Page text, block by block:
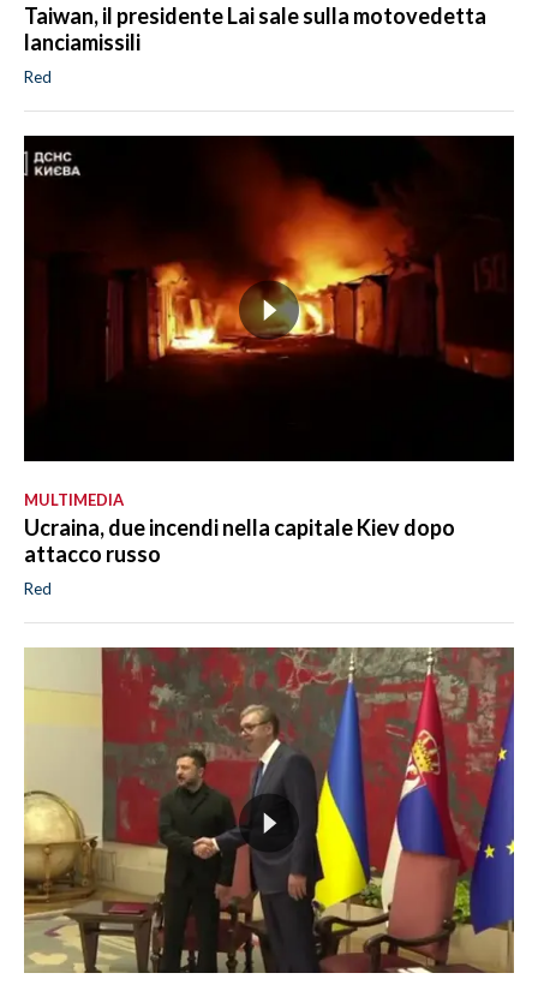
Taiwan, il presidente Lai sale sulla motovedetta
lanciamissili
Red
MULTIMEDIA
Ucraina, due incendi nella capitale Kiev dopo
attacco russo
Red